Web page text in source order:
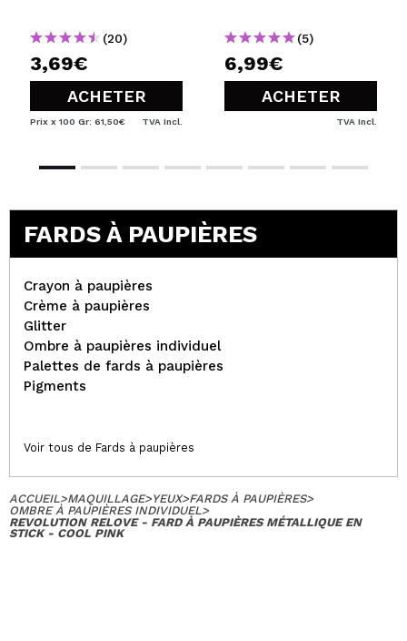
(20)
3,69€
ACHETER
Prix x 100 Gr: 61,50€ TVA Incl.
(5)
6,99€
ACHETER
TVA Incl.
FARDS À PAUPIÈRES
Crayon à paupières
Crème à paupières
Glitter
Ombre à paupières individuel
Palettes de fards à paupières
Pigments
Voir tous de Fards à paupières
ACCUEIL>MAQUILLAGE>YEUX>FARDS À PAUPIÈRES>
OMBRE À PAUPIÈRES INDIVIDUEL>
REVOLUTION RELOVE - FARD À PAUPIÈRES MÉTALLIQUE EN
STICK - COOL PINK